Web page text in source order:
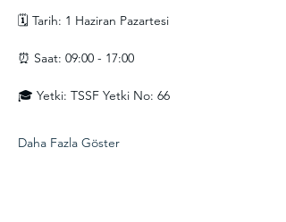
🗓 Tarih: 1 Haziran Pazartesi
⏰ Saat: 09:00 - 17:00
🎓 Yetki: TSSF Yetki No: 66
Daha Fazla Göster